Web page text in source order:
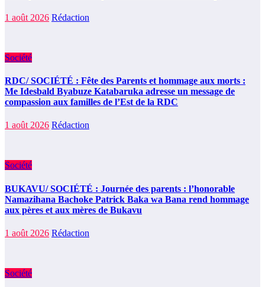
1 août 2026 Rédaction
Société
RDC/ SOCIÉTÉ : Fête des Parents et hommage aux morts :
Me Idesbald Byabuze Katabaruka adresse un message de
compassion aux familles de l’Est de la RDC
1 août 2026 Rédaction
Société
BUKAVU/ SOCIÉTÉ : Journée des parents : l’honorable
Namazihana Bachoke Patrick Baka wa Bana rend hommage
aux pères et aux mères de Bukavu
1 août 2026 Rédaction
Société